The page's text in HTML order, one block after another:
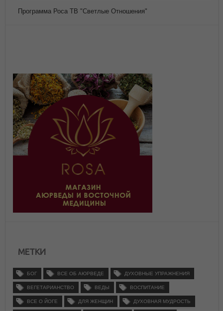
Программа Роса ТВ "Светлые Отношения"
МЕТКИ
БОГ ВСЕ ОБ АЮРВЕДЕ ДУХОВНЫЕ УПРАЖНЕНИЯ
ВЕГЕТАРИАНСТВО ВЕДЫ ВОСПИТАНИЕ
ВСЕ О ЙОГЕ ДЛЯ ЖЕНЩИН ДУХОВНАЯ МУДРОСТЬ